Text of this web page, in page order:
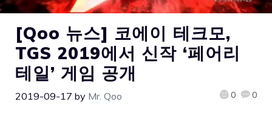
[Qoo 뉴스] 코에이 테크모,
TGS 2019에서 신작 ‘페어리
테일’ 게임 공개
2019-09-17 by Mr. Qoo 0 0